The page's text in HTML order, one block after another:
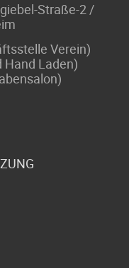
Straße-2 /
Verein)
Hand Laden)